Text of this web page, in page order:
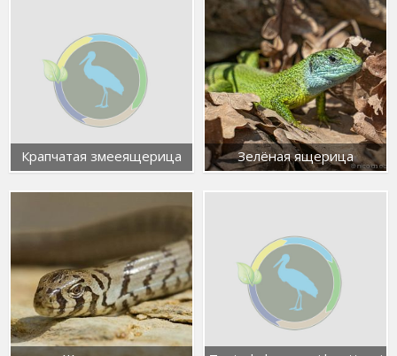
Крапчатая змееящерица Зелёная ящерица